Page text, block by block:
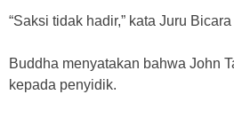
“Saksi tidak hadir,” kata Juru
Buddha menyatakan bahwa John
kepada penyidik.